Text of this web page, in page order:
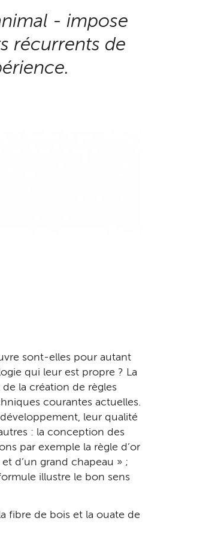
- impose
récurrents de
sont-elles pour autant
qui leur est propre ? La
la création de règles
courantes actuelles.
leur qualité
: la conception des
par exemple la règle d’or
d’un grand chapeau » ;
illustre le bon sens
fibre de bois et la ouate de